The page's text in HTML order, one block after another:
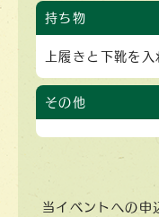
持ち物
上履きと下靴を
その他
当イベントへの申